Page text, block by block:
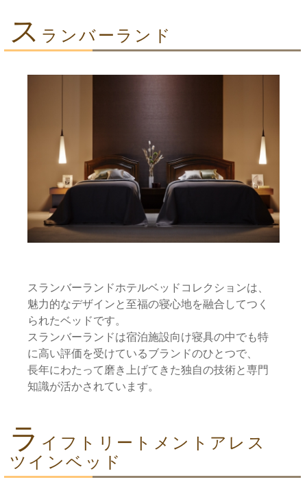
ス ランバーランド
スランバーランドホテルベッドコレクションは、
魅力的なデザインと至福の寝心地を融合してつく
られたベッドです。
スランバーランドは宿泊施設向け寝具の中でも特
に高い評価を受けているブランドのひとつで、
長年にわたって磨き上げてきた独自の技術と専門
知識が活かされています。
ラ イフトリートメントアレス
ツインベッド